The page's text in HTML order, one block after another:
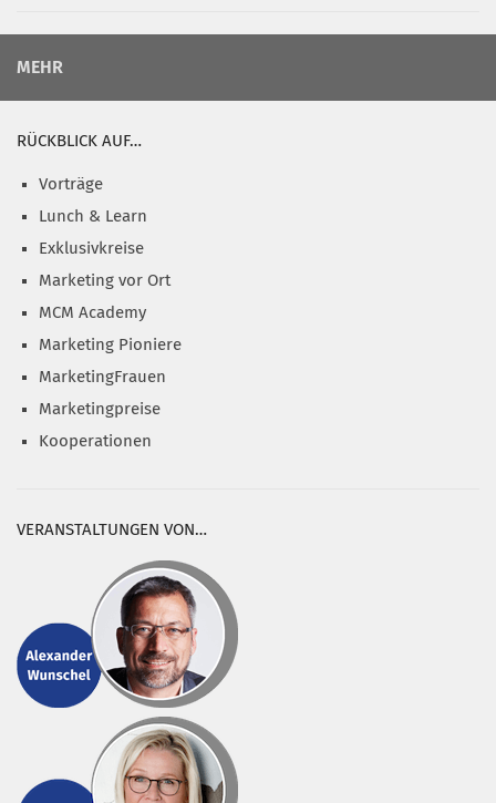
MEHR
RÜCKBLICK AUF…
Vorträge
Lunch & Learn
Exklusivkreise
Marketing vor Ort
MCM Academy
Marketing Pioniere
MarketingFrauen
Marketingpreise
Kooperationen
VERANSTALTUNGEN VON…